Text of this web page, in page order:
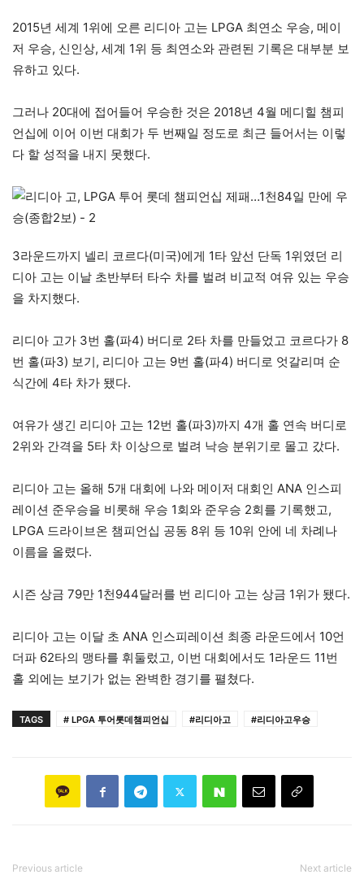
2015년 세계 1위에 오른 리디아 고는 LPGA 최연소 우승, 메이
저 우승, 신인상, 세계 1위 등 최연소와 관련된 기록은 대부분 보
유하고 있다.
그러나 20대에 접어들어 우승한 것은 2018년 4월 메디힐 챔피
언십에 이어 이번 대회가 두 번째일 정도로 최근 들어서는 이렇
다 할 성적을 내지 못했다.
3라운드까지 넬리 코르다(미국)에게 1타 앞선 단독 1위였던 리
디아 고는 이날 초반부터 타수 차를 벌려 비교적 여유 있는 우승
을 차지했다.
리디아 고가 3번 홀(파4) 버디로 2타 차를 만들었고 코르다가 8
번 홀(파3) 보기, 리디아 고는 9번 홀(파4) 버디로 엇갈리며 순
식간에 4타 차가 됐다.
여유가 생긴 리디아 고는 12번 홀(파3)까지 4개 홀 연속 버디로
2위와 간격을 5타 차 이상으로 벌려 낙승 분위기로 몰고 갔다.
리디아 고는 올해 5개 대회에 나와 메이저 대회인 ANA 인스피
레이션 준우승을 비롯해 우승 1회와 준우승 2회를 기록했고,
LPGA 드라이브온 챔피언십 공동 8위 등 10위 안에 네 차례나
이름을 올렸다.
시즌 상금 79만 1천944달러를 번 리디아 고는 상금 1위가 됐다.
리디아 고는 이달 초 ANA 인스피레이션 최종 라운드에서 10언
더파 62타의 맹타를 휘둘렀고, 이번 대회에서도 1라운드 11번
홀 외에는 보기가 없는 완벽한 경기를 펼쳤다.
TAGS # LPGA 투어롯데챔피언십 #리디아고 #리디아고우승
Previous article Next article